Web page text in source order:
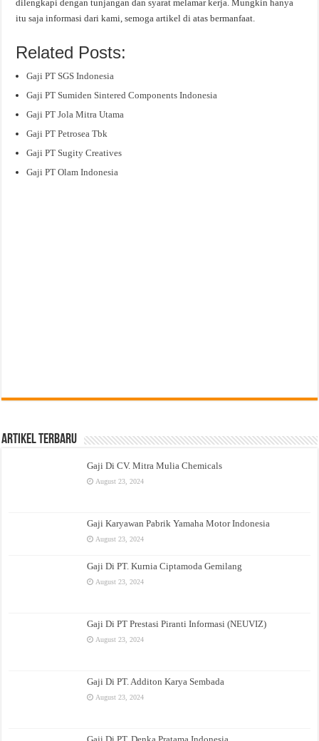
dilengkapi dengan tunjangan dan syarat melamar kerja. Mungkin hanya
itu saja informasi dari kami, semoga artikel di atas bermanfaat.
Related Posts:
Gaji PT SGS Indonesia
Gaji PT Sumiden Sintered Components Indonesia
Gaji PT Jola Mitra Utama
Gaji PT Petrosea Tbk
Gaji PT Sugity Creatives
Gaji PT Olam Indonesia
Artikel Terbaru
Gaji Di CV. Mitra Mulia Chemicals
August 23, 2024
Gaji Karyawan Pabrik Yamaha Motor Indonesia
August 23, 2024
Gaji Di PT. Kurnia Ciptamoda Gemilang
August 23, 2024
Gaji Di PT Prestasi Piranti Informasi (NEUVIZ)
August 23, 2024
Gaji Di PT. Additon Karya Sembada
August 23, 2024